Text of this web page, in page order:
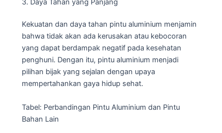
Kekuatan dan daya tahan pintu aluminium menjamin
bahwa tidak akan ada kerusakan atau kebocoran
yang dapat berdampak negatif pada kesehatan
penghuni. Dengan itu, pintu aluminium menjadi
pilihan bijak yang sejalan dengan upaya
mempertahankan gaya hidup sehat.
Tabel: Perbandingan Pintu Aluminium dan Pintu
Bahan Lain